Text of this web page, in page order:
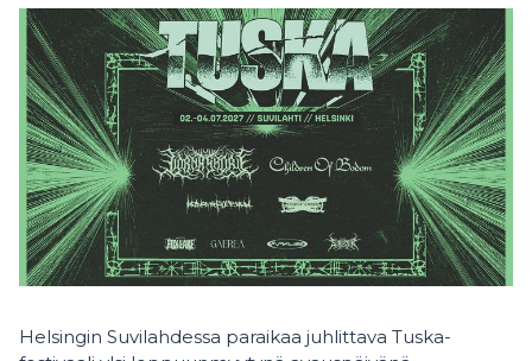
Helsingin Suvilahdessa paraikaa juhlittava Tuska-